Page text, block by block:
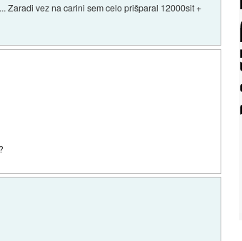
Zaradi vez na carini sem celo prišparal 12000sit +